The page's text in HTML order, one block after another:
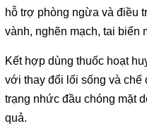
hỗ trợ phòng ngừa và điều
vành, nghẽn mạch, tai biến
Kết hợp dùng thuốc hoạt
với thay đổi lối sống và chế
trạng nhức đầu chóng mặt
quả.